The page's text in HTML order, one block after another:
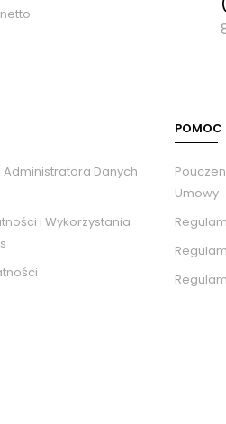
Danych
i Wykorzystania
POMOC
Umowy